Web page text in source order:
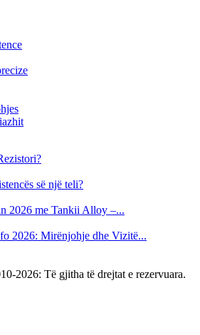
së një teli?
2026 me Tankii Alloy –...
2026: Mirënjohje dhe Vizitë...
2026: Të gjitha të drejtat e rezervuara.